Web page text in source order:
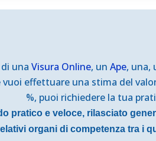
una Visura Online, un Ape, una,
effettuare una stima del
%, puoi richiedere la tua
pratico e veloce, rilasciato
organi di competenza tra i